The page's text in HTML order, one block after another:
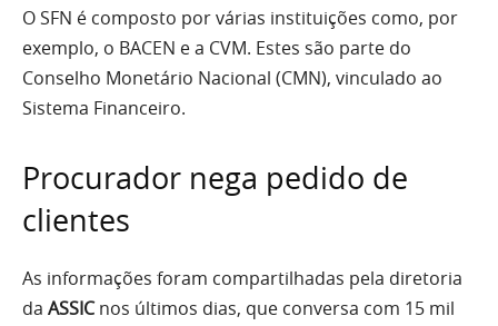
O SFN é composto por várias instituições como, por
exemplo, o BACEN e a CVM. Estes são parte do
Conselho Monetário Nacional (CMN), vinculado ao
Sistema Financeiro.
Procurador nega pedido de
clientes
As informações foram compartilhadas pela diretoria
da ASSICnos últimos dias, que conversa com 15 mil